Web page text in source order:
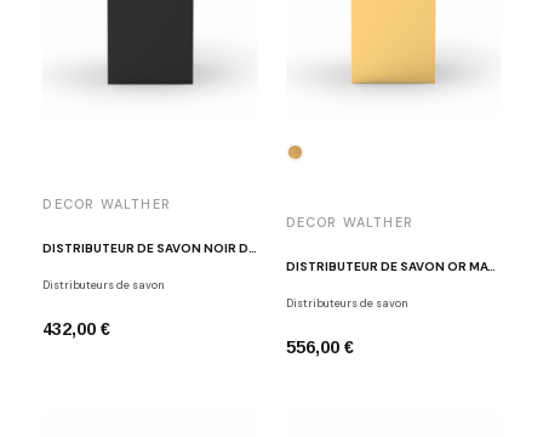
DECOR WALTHER
DISTRIBUTEUR DE SAVON NOIR DW 476 N
Distributeurs de savon
432,00 €
DECOR WALTHER
DISTRIBUTEUR DE SAVON OR MAT DW 476 N
Distributeurs de savon
556,00 €